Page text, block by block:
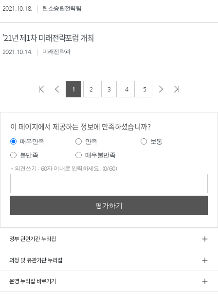
2021.10.18. 탄소중립전략팀
’21년 제1차 미래전략포럼 개최
2021.10.14. 미래전략과
1 2 3 4 5
이 페이지에서 제공하는 정보에 만족하셨습니까?
매우만족 만족
보통
불만족
매우불만족
* 의견쓰기 : 60자 이내로 입력하세요. (0/60)
정부 관련기관 누리집
외청 및 유관기관 누리집
운영 누리집 바로가기